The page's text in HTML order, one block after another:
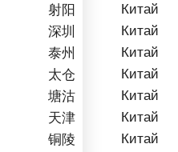
射阳
Китай
深圳
Китай
泰州
Китай
太仓
Китай
塘沽
Китай
天津
Китай
铜陵
Китай